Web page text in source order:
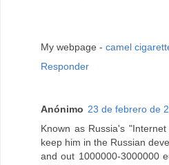
My webpage - camel
Responder
Anónimo 23 de febrero de
Known as Russia's
keep him in the Russian
and out 1000000-3000000